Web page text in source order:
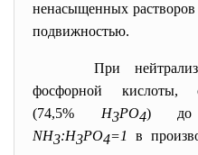
ненасыщенных
подвижностью.
При
фосфорной
(74,5% Н3РО4) до
NH3:H3PO4=1
в